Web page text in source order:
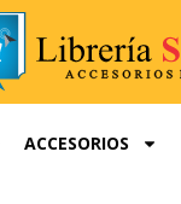
ACCESORIOS